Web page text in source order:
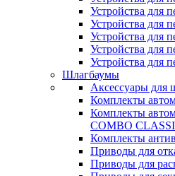
Устройства для
Устройства для
Устройства для
Устройства для
Устройства для
Шлагбаумы
Аксессуары для
Комплекты
Комплекты
COMBO
Комплекты
Приводы для
Приводы для